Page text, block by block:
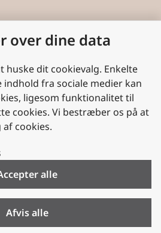
over dine data
huske dit cookievalg. Enkelte
indhold fra sociale medier kan
ligesom funktionalitet til
cookies. Vi bestræber os på at
cookies.
alle
Afvis alle